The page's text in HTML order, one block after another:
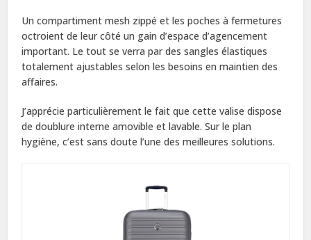
Un compartiment mesh zippé et les poches à fermetures
octroient de leur côté un gain d’espace d’agencement
important. Le tout se verra par des sangles élastiques
totalement ajustables selon les besoins en maintien des
affaires.
J’apprécie particulièrement le fait que cette valise dispose
de doublure interne amovible et lavable. Sur le plan
hygiène, c’est sans doute l’une des meilleures solutions.